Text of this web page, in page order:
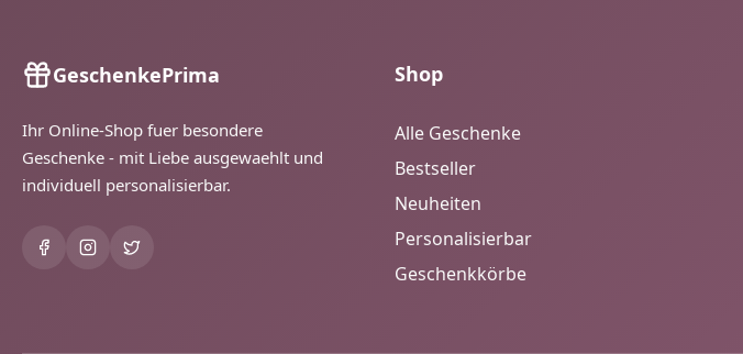
GeschenkePrima
Ihr Online-Shop fuer besondere
Geschenke - mit Liebe ausgewaehlt und
individuell personalisierbar.
Shop
Alle Geschenke
Bestseller
Neuheiten
Personalisierbar
Geschenkkörbe